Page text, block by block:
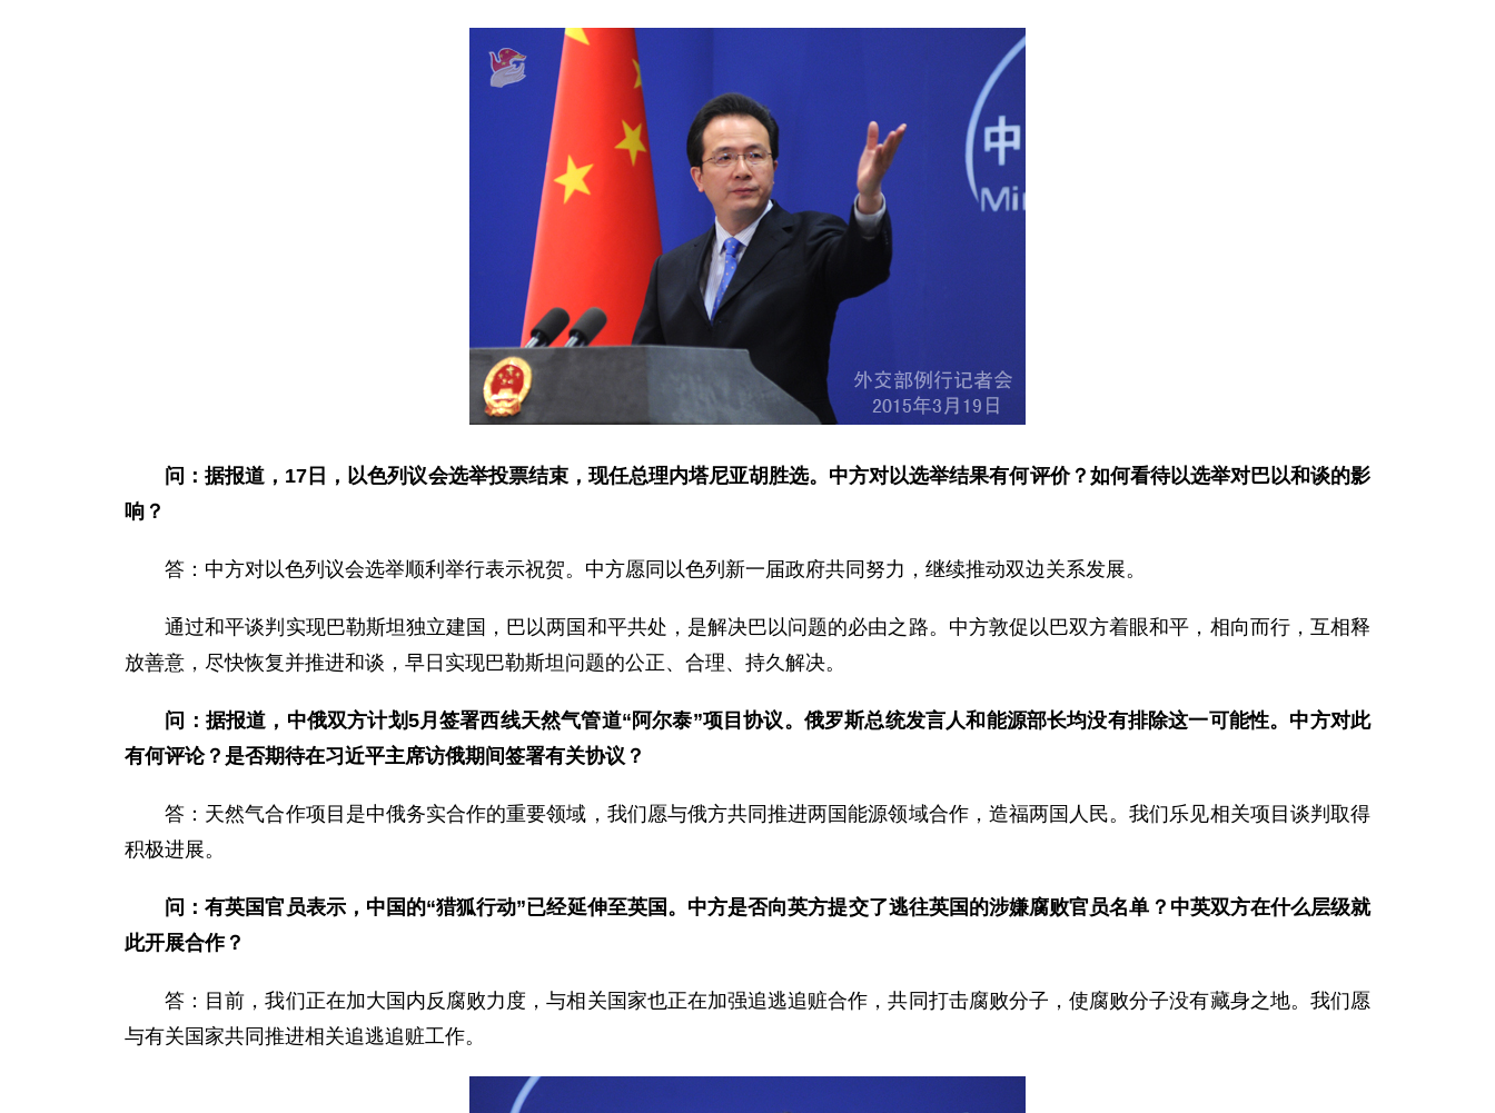
问：据报道，17日，以色列议会选举投票结束，现任总理内塔尼亚胡胜选。中方对以选举结果有何评价？ 如何看待以选举对巴以和谈的影
响？
答：中方对以色列议会选举顺利举行表示祝贺。中方愿同以色列新一届政府共同努力，继续推动双边关系发展。
通过和平谈判实现巴勒斯坦独立建国，巴以两国和平共处，是解决巴以问题的必由之路。中方敦促以巴双方着眼和平，相向而行，互相释
放善意，尽快恢复并推进和谈，早日实现巴勒斯坦问题的公正、合理、持久解决。
问：据报道，中俄双方计划5月签署西线天然气管道“阿尔泰”项目协议。俄罗斯总统发言人和能源部长均没有排除这一可能性。中方对此
有何评论？是否期待在习近平主席访俄期间签署有关协议？
答：天然气合作项目是中俄务实合作的重要领域，我们愿与俄方共同推进两国能源领域合作，造福两国人民。我们乐见相关项目谈判取得
积极进展。
问：有英国官员表示，中国 的“猎狐行动”已经延伸至英国 。 中方是否向英方提交了逃往英国的涉嫌腐败官员名单 ？ 中英双方在什么层级就
此开展合作？
答：目前，我们正在加大国内反腐败力度，与相关国家也正在加强追逃追赃合作，共同打击腐败分子，使腐败分子没有藏身之地。我们愿
与有关国家共同推进相关追逃追赃工作。